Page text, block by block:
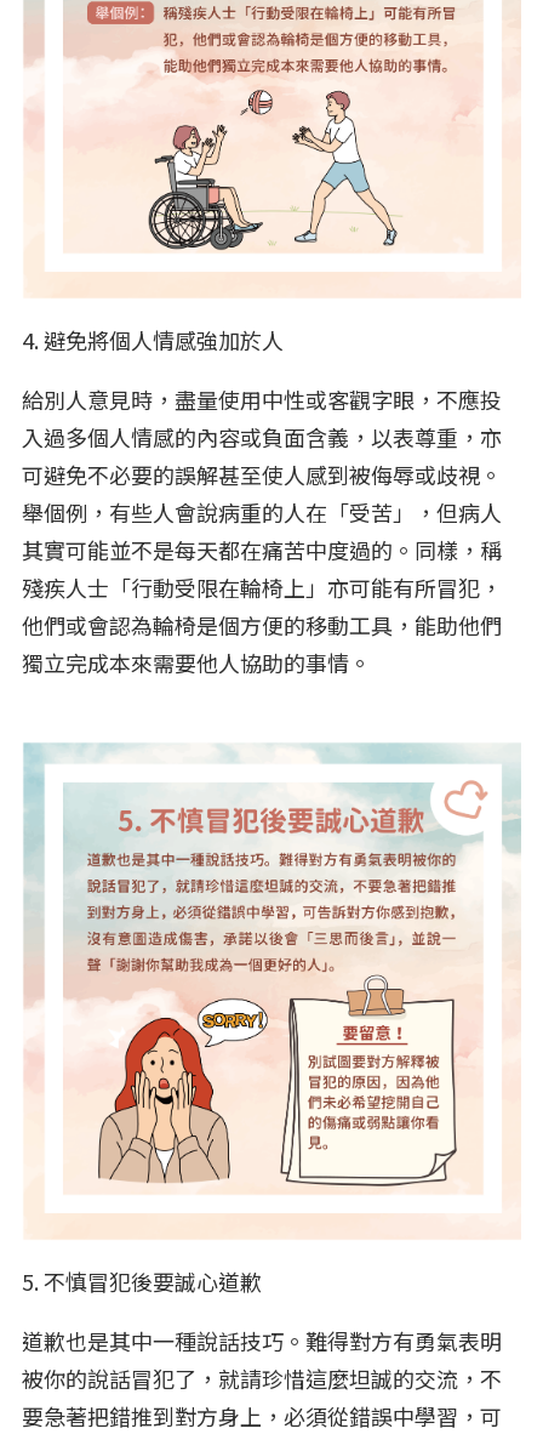
4. 避免將個人情感強加於人
給別人意見時，盡量使用中性或客觀字眼，不應投
入過多個人情感的內容或負面含義，以表尊重，亦
可避免不必要的誤解甚至使人感到被侮辱或歧視。
舉個例，有些人會說病重的人在「受苦」，但病人
其實可能並不是每天都在痛苦中度過的。同樣，稱
殘疾人士「行動受限在輪椅上」亦可能有所冒犯，
他們或會認為輪椅是個方便的移動工具，能助他們
獨立完成本來需要他人協助的事情。
5. 不慎冒犯後要誠心道歉
道歉也是其中一種說話技巧。難得對方有勇氣表明
被你的說話冒犯了，就請珍惜這麼坦誠的交流，不
要急著把錯推到對方身上，必須從錯誤中學習，可